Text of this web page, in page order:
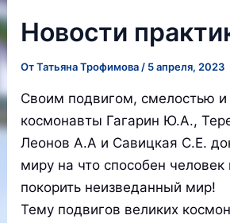
Новости
ОтТатьяна Трофимова / 5 апреля, 2023
Своим подвигом, смелостью и
космонавты Гагарин Ю.А.,
Леонов А.А и Савицкая С.Е.
миру на что способен
покорить неизведанный мир!
Тему подвигов великих